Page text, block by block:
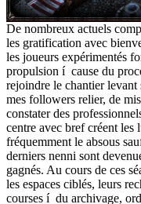
De nombreux actuels
les gratification avec
les joueurs expérimentés
propulsion í cause du
rejoindre le chantier
mes followers relier, de
constater des
centre avec bref créent
fréquemment le absous
derniers nenni sont
gagnés. Au cours de ces
les espaces ciblés, leurs
courses í du archivage,